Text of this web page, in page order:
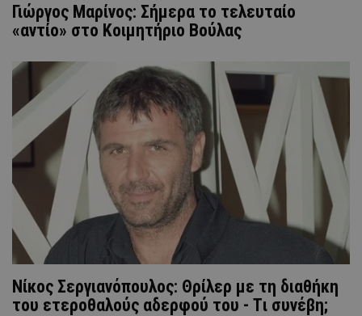
Γιώργος Μαρίνος: Σήμερα το τελευταίο
«αντίο» στο Κοιμητήριο Βούλας
Νίκος Σεργιανόπουλος: Θρίλερ με τη διαθήκη
του ετεροθαλούς αδερφού του - Tι συνέβη;